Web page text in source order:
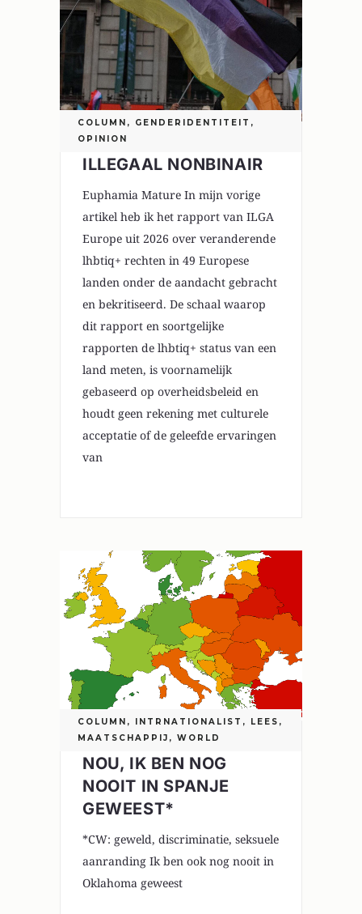
COLUMN , GENDERIDENTITEIT ,
OPINION
ILLEGAAL NONBINAIR
Euphamia Mature In mijn vorige
artikel heb ik het rapport van ILGA
Europe uit 2026 over veranderende
lhbtiq+ rechten in 49 Europese
landen onder de aandacht gebracht
en bekritiseerd. De schaal waarop
dit rapport en soortgelijke
rapporten de lhbtiq+ status van een
land meten, is voornamelijk
gebaseerd op overheidsbeleid en
houdt geen rekening met culturele
acceptatie of de geleefde ervaringen
van
COLUMN , INTRNATIONALIST , LEES ,
MAATSCHAPPIJ , WORLD
NOU, IK BEN NOG
NOOIT IN SPANJE
GEWEEST*
*CW: geweld, discriminatie, seksuele
aanranding Ik ben ook nog nooit in
Oklahoma geweest